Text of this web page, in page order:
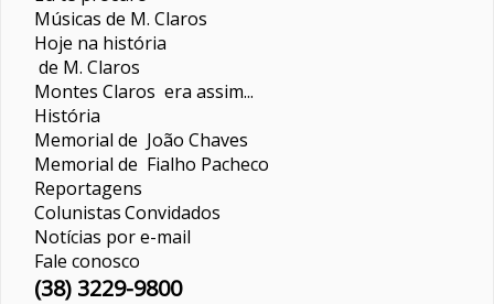
Músicas de M. Claros
Hoje na história
de M. Claros
Montes Claros era assim...
História
Memorial de João Chaves
Memorial de Fialho Pacheco
Reportagens
ColunistasConvidados
Notícias por e-mail
Fale conosco
(38) 3229-9800